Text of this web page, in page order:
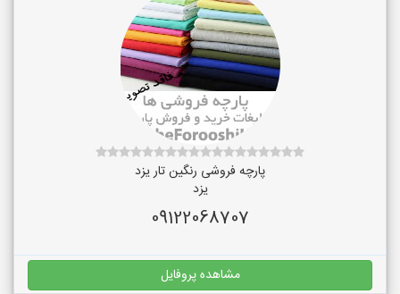
پارچه فروشی رنگین تار یزد
یزد
09122068707
مشاهده پروفایل